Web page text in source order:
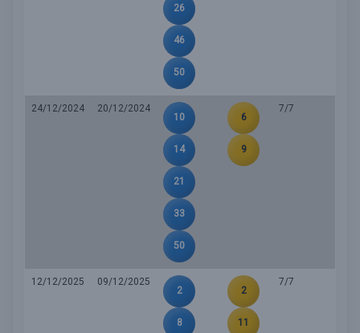
26
46
50
24/12/2024
20/12/2024
10
14
21
33
50
6
9
7/7
12/12/2025
09/12/2025
2
8
2
11
7/7